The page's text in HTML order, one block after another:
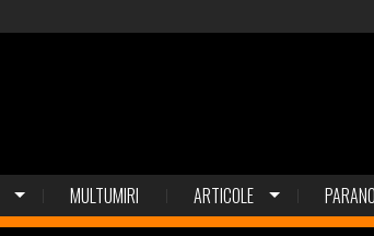
MULTUMIRI ARTICOLE